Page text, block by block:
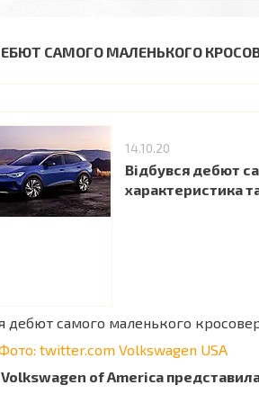
САМОГО МАЛЕНЬКОГО
14.10.20
Відбувся дебют
характеристика
twitter.com Volkswagen USA
of America